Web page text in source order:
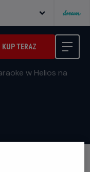
KUP TERAZ